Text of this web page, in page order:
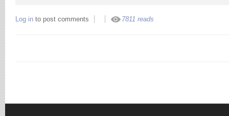
Log in to post comments 7811 reads